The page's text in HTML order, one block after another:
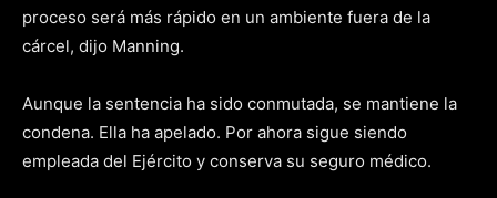
proceso será más rápido en un ambiente fuera de la
cárcel, dijo Manning.
Aunque la sentencia ha sido conmutada, se mantiene la
condena. Ella ha apelado. Por ahora sigue siendo
empleada del Ejército y conserva su seguro médico.